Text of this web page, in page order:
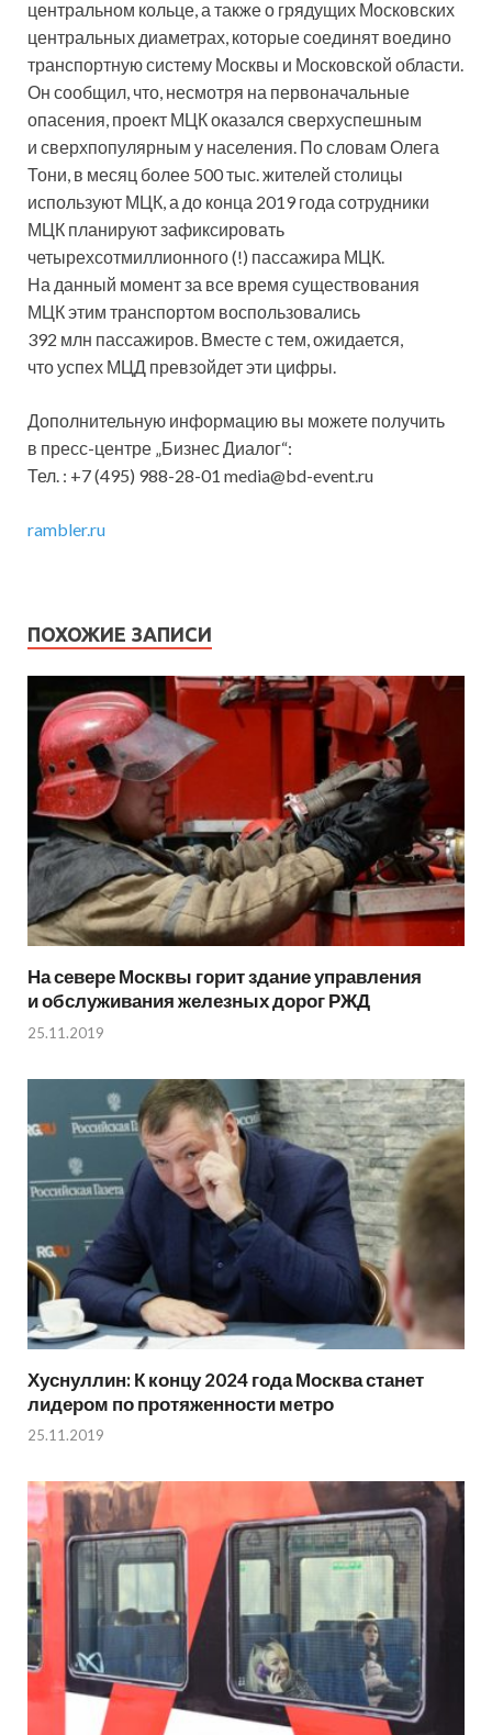
центральном кольце, а также о грядущих Московских
центральных диаметрах, которые соединят воедино
транспортную систему Москвы и Московской области.
Он сообщил, что, несмотря на первоначальные
опасения, проект МЦК оказался сверхуспешным
и сверхпопулярным у населения. По словам Олега
Тони, в месяц более 500 тыс. жителей столицы
используют МЦК, а до конца 2019 года сотрудники
МЦК планируют зафиксировать
четырехсотмиллионного (!) пассажира МЦК.
На данный момент за все время существования
МЦК этим транспортом воспользовались
392 млн пассажиров. Вместе с тем, ожидается,
что успех МЦД превзойдет эти цифры.
Дополнительную информацию вы можете получить
в пресс-центре „Бизнес Диалог“:
Тел. : +7 (495) 988-28-01 media@bd-event.ru
rambler.ru
ПОХОЖИЕ ЗАПИСИ
На севере Москвы горит здание управления
и обслуживания железных дорог РЖД
25.11.2019
Хуснуллин: К концу 2024 года Москва станет
лидером по протяженности метро
25.11.2019